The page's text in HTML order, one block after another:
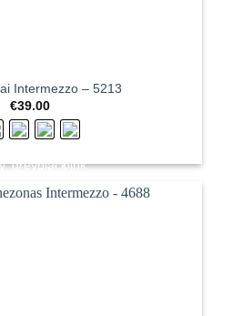
Intermezzo – 5213
€39.00